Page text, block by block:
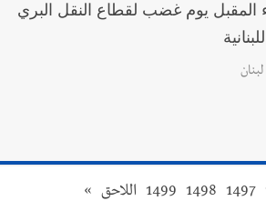
المقبل يوم غضب لقطاع النقل البري
1497
1498
1499 اللاحق »